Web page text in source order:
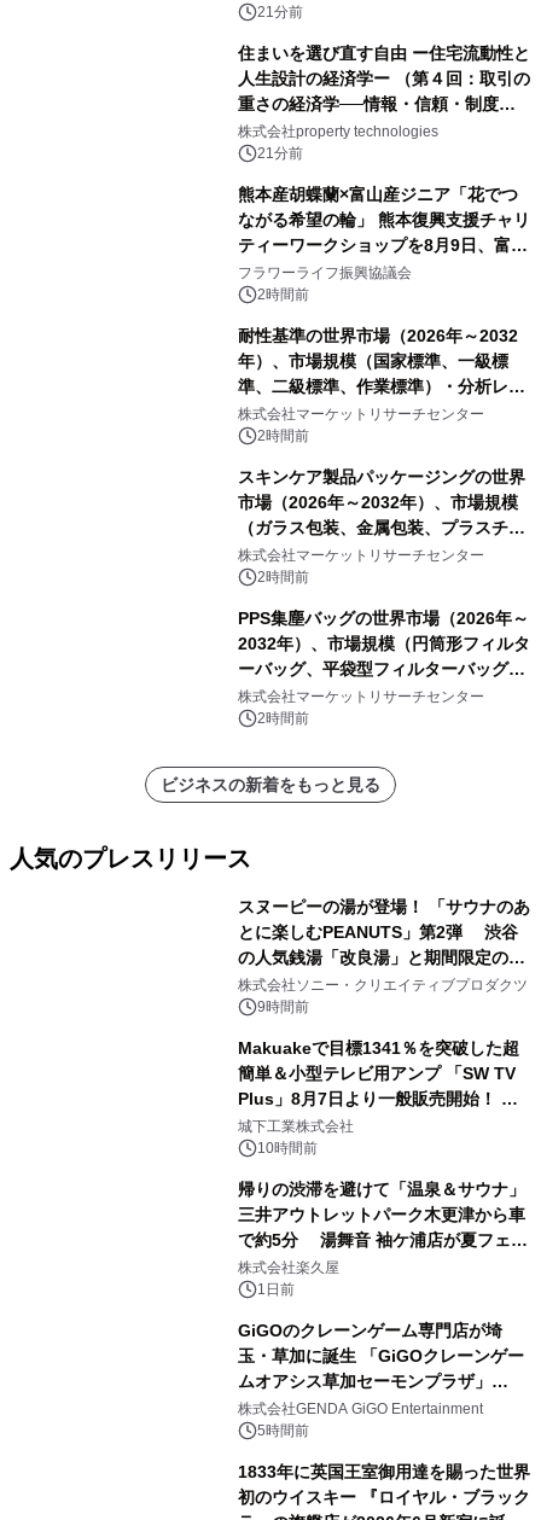
21分前
住まいを選び直す自由 ー住宅流動性と
人生設計の経済学ー （第４回：取引の
重さの経済学──情報・信頼・制度を
PropTechはどう組み替えるか）｜
PropTech-Lab
株式会社property technologies
21分前
熊本産胡蝶蘭×富山産ジニア「花でつ
ながる希望の輪」 熊本復興支援チャリ
ティーワークショップを8月9日、富
山・射水で開催
フラワーライフ振興協議会
2時間前
耐性基準の世界市場（2026年～2032
年）、市場規模（国家標準、一級標
準、二級標準、作業標準）・分析レポ
ートを発表
株式会社マーケットリサーチセンター
2時間前
スキンケア製品パッケージングの世界
市場（2026年～2032年）、市場規模
（ガラス包装、金属包装、プラスチッ
ク包装、その他）・分析レポートを発
表
株式会社マーケットリサーチセンター
2時間前
PPS集塵バッグの世界市場（2026年～
2032年）、市場規模（円筒形フィルタ
ーバッグ、平袋型フィルターバッグ、
プリーツフィルターバッグ、その
他）・分析レポートを発表
株式会社マーケットリサーチセンター
2時間前
ビジネスの新着をもっと見る
人気のプレスリリース
スヌーピーの湯が登場！ 「サウナのあ
とに楽しむPEANUTS」第2弾 渋谷
の人気銭湯「改良湯」と期間限定のコ
ラボレーション サウナイキタイコラ
ボグッズも発売決定！
株式会社ソニー・クリエイティブプロダクツ
9時間前
Makuakeで目標1341％を突破した超
簡単＆小型テレビ用アンプ 「SW TV
Plus」8月7日より一般販売開始！ ケ
ーブル1本つなぐだけ、テレビの音が
ぐっと豊かに
城下工業株式会社
10時間前
帰りの渋滞を避けて「温泉＆サウナ」
三井アウトレットパーク木更津から車
で約5分 湯舞音 袖ケ浦店が夏フェア
メニューを提供
株式会社楽久屋
1日前
GiGOのクレーンゲーム専門店が埼
玉・草加に誕生 「GiGOクレーンゲー
ムオアシス草加セーモンプラザ」
2026年8月7日(金)10時グランドオープ
ン
株式会社GENDA GiGO Entertainment
5時間前
1833年に英国王室御用達を賜った世界
初のウイスキー 『ロイヤル・ブラック